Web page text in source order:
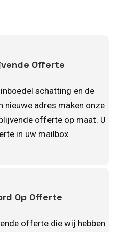
Offerte
schatting en de
nieuwe adres maken onze
offerte op maat. U
in uw mailbox.
Op Offerte
offerte die wij hebben